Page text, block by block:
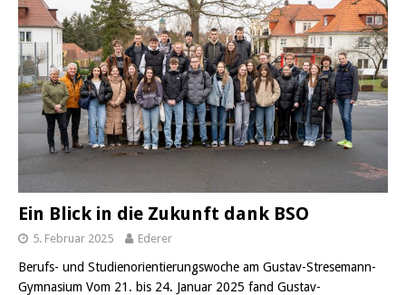
Ein Blick in die Zukunft dank BSO
5. Februar 2025 Ederer
Berufs- und Studienorientierungswoche am Gustav-Stresemann-
Gymnasium Vom 21. bis 24. Januar 2025 fand Gustav-